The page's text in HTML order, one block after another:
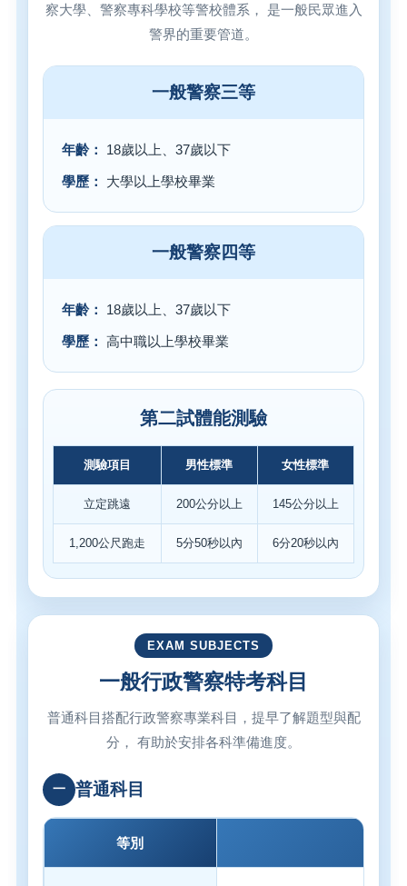
察大學、警察專科學校等警校體系， 是一般民眾進入
警界的重要管道。
一般警察三等
年齡： 18歲以上、37歲以下
學歷： 大學以上學校畢業
一般警察四等
年齡： 18歲以上、37歲以下
學歷： 高中職以上學校畢業
第二試體能測驗
測驗項目 男性標準 女性標準
立定跳遠 200公分以上 145公分以上
1,200公尺跑走 5分50秒以內 6分20秒以內
EXAM SUBJECTS
一般行政警察特考科目
普通科目搭配行政警察專業科目，提早了解題型與配
分， 有助於安排各科準備進度。
一 普通科目
等別